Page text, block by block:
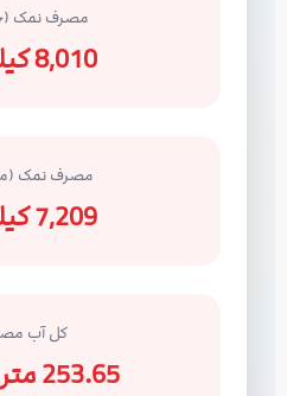
مصرف نمک
8,010 کیلوگرم
مصرف نمک
7,209 کیلوگرم
کل آب
253.65 متر مکعب